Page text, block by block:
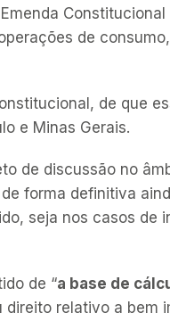
de
de que
e Minas Gerais.
de discussão no
forma definitiva
seja nos casos de
de “a base de
direito relativo a bem